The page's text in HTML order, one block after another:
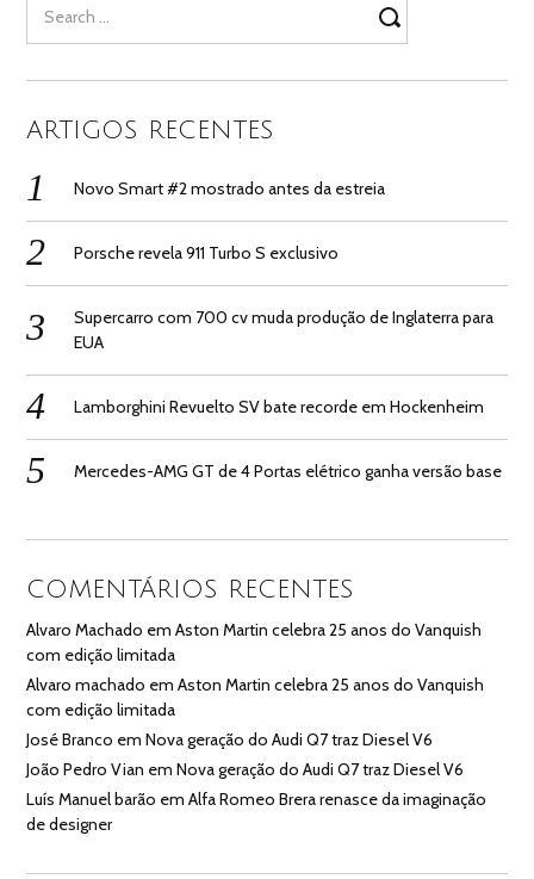
for:
ARTIGOS RECENTES
Novo Smart #2 mostrado antes da estreia
Porsche revela 911 Turbo S exclusivo
Supercarro com 700 cv muda produção de Inglaterra para
EUA
Lamborghini Revuelto SV bate recorde em Hockenheim
Mercedes-AMG GT de 4 Portas elétrico ganha versão base
COMENTÁRIOS RECENTES
Alvaro Machado emAston Martin celebra 25 anos do Vanquish
com edição limitada
Alvaro machado emAston Martin celebra 25 anos do Vanquish
com edição limitada
José Branco emNova geração do Audi Q7 traz Diesel V6
João Pedro Vian emNova geração do Audi Q7 traz Diesel V6
Luís Manuel barão emAlfa Romeo Brera renasce da imaginação
de designer